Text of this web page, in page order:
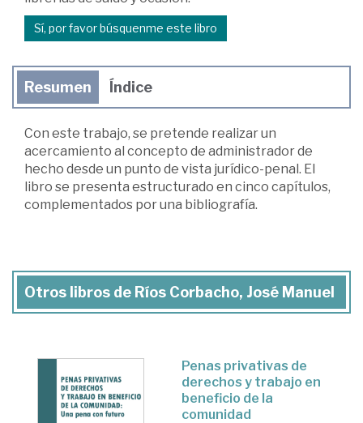
Sí, por favor búsquenme este libro
Resumen Índice
Con este trabajo, se pretende realizar un
acercamiento al concepto de administrador de
hecho desde un punto de vista jurídico-penal. El
libro se presenta estructurado en cinco capítulos,
complementados por una bibliografía.
Otros libros de Ríos Corbacho, José Manuel
Penas privativas de
derechos y trabajo en
beneficio de la
comunidad